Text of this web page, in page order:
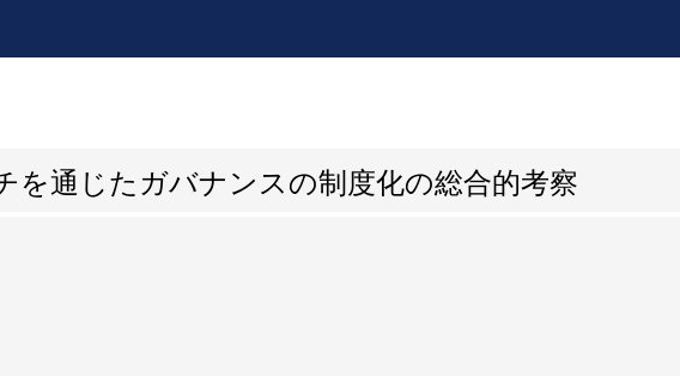
を通じたガバナンスの制度化の総合的考察